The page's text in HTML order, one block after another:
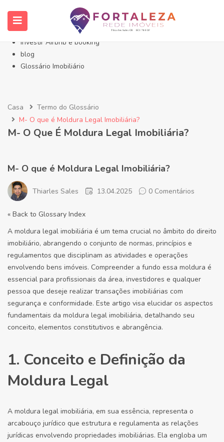
Início- Imóveis Fortaleza Eusébio
Imóveis em Fortaleza
Imóveis no Eusébio
Investir Airbnb e booking
blog
Glossário Imobiliário
Casa
Termo do Glossário
M- O que é Moldura Legal Imobiliária?
M- O Que É Moldura Legal Imobiliária?
M- O que é Moldura Legal Imobiliária?
Thiarles Sales 13.04.2025 0 Comentários
« Back to Glossary Index
A moldura legal imobiliária é um tema crucial no âmbito do direito
imobiliário, abrangendo o conjunto de normas, princípios e
regulamentos que disciplinam as atividades e operações
envolvendo bens imóveis. Compreender a fundo essa moldura é
essencial para profissionais da área, investidores e qualquer
pessoa que deseje realizar transações imobiliárias com
segurança e conformidade. Este artigo visa elucidar os aspectos
fundamentais da moldura legal imobiliária, detalhando seu
conceito, elementos constitutivos e abrangência.
1. Conceito e Definição da
Moldura Legal
A moldura legal imobiliária, em sua essência, representa o
arcabouço jurídico que estrutura e regulamenta as relações
jurídicas envolvendo propriedades imobiliárias. Ela engloba um